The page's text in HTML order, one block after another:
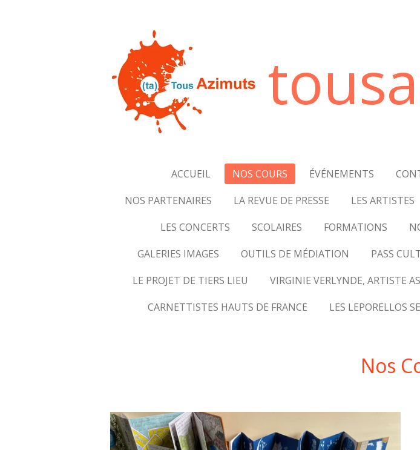
ACCUEIL NOS COURS ÉVÉNEMENTS
NOS PARTENAIRES
LA REVUE DE PRESSE LES ARTISTES
LES CONCERTS
SCOLAIRES FORMATIONS
GALERIES IMAGES
OUTILS DE MÉDIATION PASS
LE PROJET DE TIERS LIEU
VIRGINIE VERLYNDE, ARTISTE
CARNETTISTES HAUTS DE FRANCE
LES LEPORELLOS
Nos